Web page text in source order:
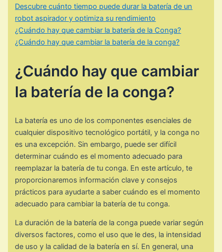
Descubre cuánto tiempo puede durar la batería de un
robot aspirador y optimiza su rendimiento
¿Cuándo hay que cambiar la batería de la Conga?
¿Cuándo hay que cambiar la batería de la conga?
¿Cuándo hay que cambiar
la batería de la conga?
La batería es uno de los componentes esenciales de
cualquier dispositivo tecnológico portátil, y la conga no
es una excepción. Sin embargo, puede ser difícil
determinar cuándo es el momento adecuado para
reemplazar la batería de tu conga. En este artículo, te
proporcionaremos información clave y consejos
prácticos para ayudarte a saber cuándo es el momento
adecuado para cambiar la batería de tu conga.
La duración de la batería de la conga puede variar según
diversos factores, como el uso que le des, la intensidad
de uso y la calidad de la batería en sí. En general, una